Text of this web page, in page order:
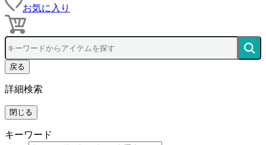
お気に入り
戻る
詳細検索
閉じる
キーワード